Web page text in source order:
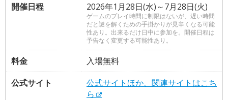
開催日程
2026年1月28日(水)～7月28日(火)
ゲームのプレイ時間に制限はないが、遅い時間
だと謎を解くための手掛かりが見辛くなる可能
性あり。出来るだけ日中に参加を。開催日程は
予告なく変更する可能性あり。
料金
入場無料
公式サイト
公式サイトほか、関連サイトはこち
ら